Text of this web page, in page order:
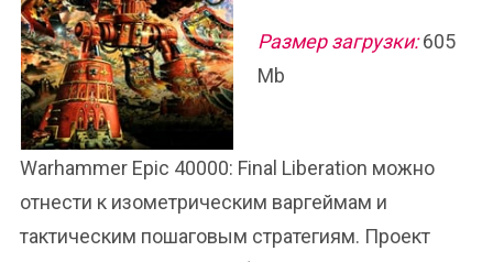
Размер загрузки:605
Mb
Warhammer Epic 40000: Final Liberation можно
отнести к изометрическим варгеймам и
тактическим пошаговым стратегиям. Проект